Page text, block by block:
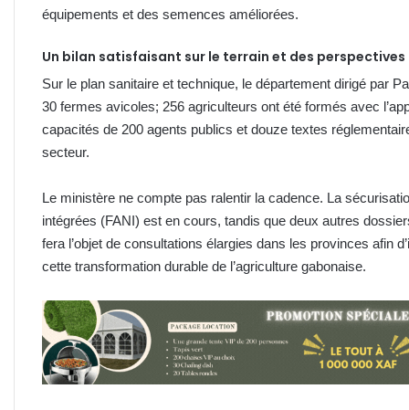
équipements et des semences améliorées.
Un bilan satisfaisant sur le terrain et des
Sur le plan sanitaire et technique, le département dirigé par
30 fermes avicoles; 256 agriculteurs ont été formés avec
capacités de 200 agents publics et douze textes
secteur.
Le ministère ne compte pas ralentir la cadence. La
intégrées (FANI) est en cours, tandis que deux autres
fera l’objet de consultations élargies dans les provinces afin
cette transformation durable de l’agriculture gabonaise.